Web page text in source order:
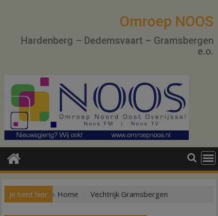
Omroep NOOS
Hardenberg – Dedemsvaart – Gramsbergen
e.o.
Je bent hier Home Vechtrijk Gramsbergen